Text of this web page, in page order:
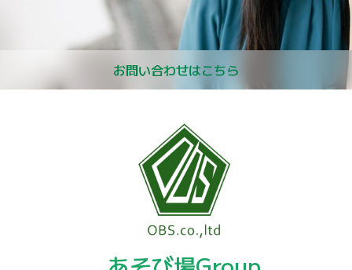
お問い合わせはこちら